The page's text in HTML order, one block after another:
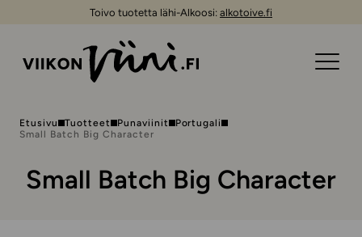
Toivo tuotetta lähi-Alkoosi: alkotoive.fi
Etusivu Tuotteet Punaviinit
Portugali
Small Batch Big Character
Small Batch Big Character